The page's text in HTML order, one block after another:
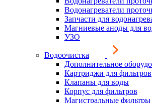
Водонагреватели
Запчасти для
Магниевые аноды для
УЗО
Водоочистка
Дополнительное
Картриджи для фильтров
Клапаны для воды
Корпус для фильтров
Магистральные фильтры